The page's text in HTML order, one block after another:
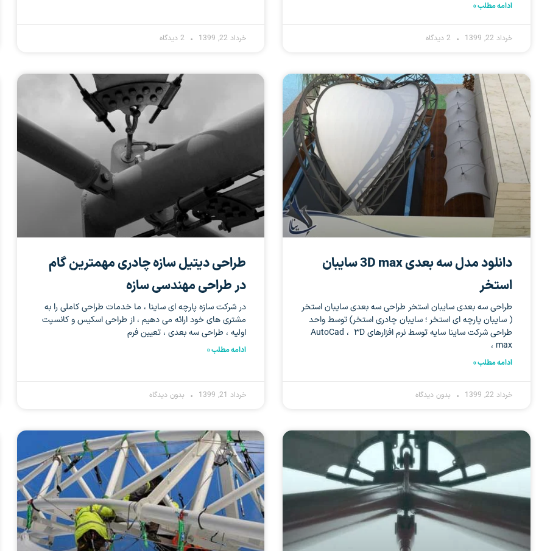
ادامه مطلب »
خرداد 22, 1399 خرداد 22, 1399
دانلود مدل سه بعدی 3D max سایبان
استخر
طراحی سه بعدی سایبان استخر طراحی سه بعدی سایبان استخر
( سایبان پارچه ای استخر ؛ سایبان چادری استخر) توسط واحد
طراحی شرکت ساینا سایه توسط نرم افزارهای AutoCad ، ۳D
max ،
ادامه مطلب »
خرداد 22, 1399 بدون دیدگاه
طراحی دیتیل سازه چادری مهمترین گام
در طراحی مهندسی سازه
در شرکت سازه پارچه ای ساینا ، ما خدمات طراحی کاملی را به
مشتری های خود ارائه می دهیم ، از طراحی اسکیس و کانسپت
اولیه ، طراحی سه بعدی ، تعیین فرم
ادامه مطلب »
خرداد 21, 1399 بدون دیدگاه